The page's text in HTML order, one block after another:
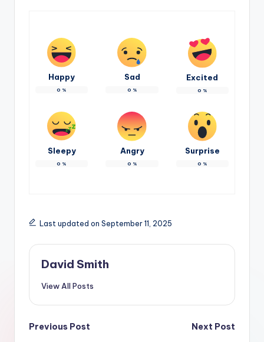
Happy
0 %
Sad
0 %
Excited
0 %
Sleepy
0 %
Angry
0 %
Surprise
0 %
Last updated on September 11, 2025
David Smith
View All Posts
Post
Previous Post
Next Post